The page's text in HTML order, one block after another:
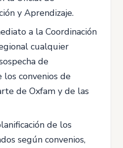
y Aprendizaje.
a la Coordinación
cualquier
de
convenios de
de Oxfam y de las
de los
según convenios,